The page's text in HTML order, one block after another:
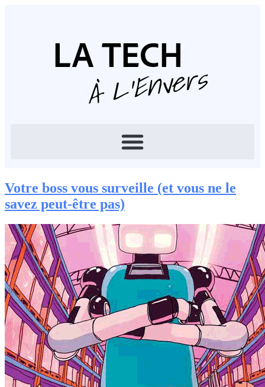
Votre boss vous surveille (et vous ne le
savez peut-être pas)